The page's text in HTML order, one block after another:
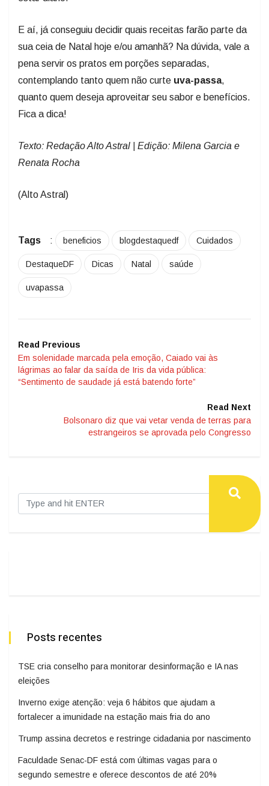
E aí, já conseguiu decidir quais receitas farão parte da
sua ceia de Natal hoje e/ou amanhã? Na dúvida, vale a
pena servir os pratos em porções separadas,
contemplando tanto quem não curte uva-passa,
quanto quem deseja aproveitar seu sabor e benefícios.
Fica a dica!
Texto: Redação Alto Astral | Edição: Milena Garcia e
Renata Rocha
(Alto Astral)
Tags : beneficios blogdestaquedf Cuidados
DestaqueDF Dicas Natal saúde
uvapassa
Read Previous
Em solenidade marcada pela emoção, Caiado vai às
lágrimas ao falar da saída de Iris da vida pública:
“Sentimento de saudade já está batendo forte”
Read Next
Bolsonaro diz que vai vetar venda de terras para
estrangeiros se aprovada pelo Congresso
Posts recentes
TSE cria conselho para monitorar desinformação e IA nas
eleições
Inverno exige atenção: veja 6 hábitos que ajudam a
fortalecer a imunidade na estação mais fria do ano
Trump assina decretos e restringe cidadania por nascimento
Faculdade Senac-DF está com últimas vagas para o
segundo semestre e oferece descontos de até 20%